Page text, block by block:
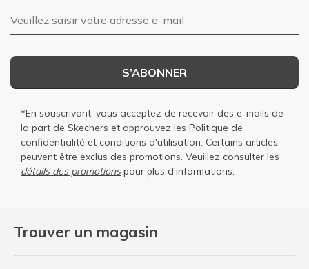
Trouver un magasin
Adresse e-mail
S’ABONNER
*En souscrivant, vous acceptez de recevoir des e-mails de
la part de Skechers et approuvez les Politique de
confidentialité et conditions d'utilisation. Certains articles
peuvent être exclus des promotions. Veuillez consulter les
détails des promotionspour plus d'informations.